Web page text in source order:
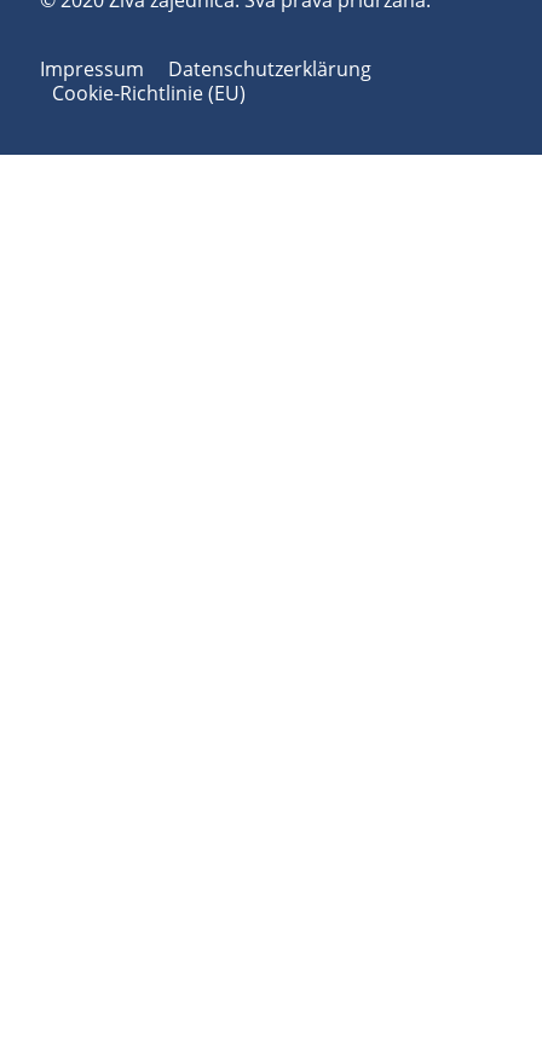
Impressum
Datenschutzerklärung
Cookie-Richtlinie (EU)